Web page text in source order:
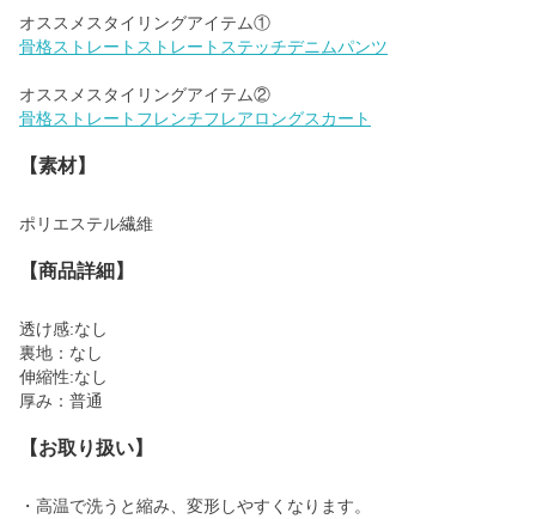
骨格ストレートストレートステッチデニムパンツ
骨格ストレートフレンチフレアロングスカート
【素材】
ポリエステル繊維
【商品詳細】
透け感:なし
裏地：なし
伸縮性:なし
厚み：普通
【お取り扱い】
・高温で洗うと縮み、変形しやすくなります。